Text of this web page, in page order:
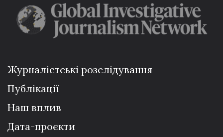
Журналістські розслідування
Публікації
Наш вплив
Дата-проєкти